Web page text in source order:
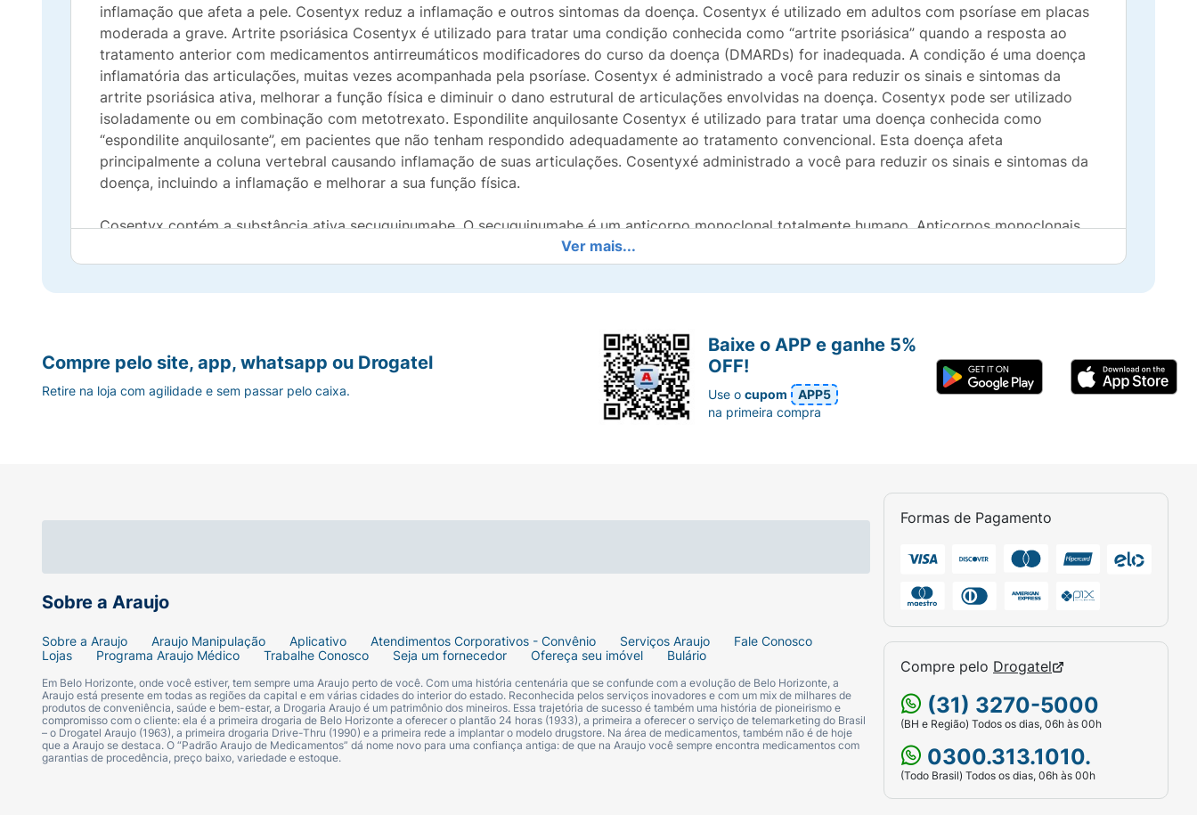
inflamação que afeta a pele. Cosentyx reduz a inflamação e outros sintomas da doença. Cosentyx é utilizado em adultos com psoríase em placas
moderada a grave. Artrite psoriásica Cosentyx é utilizado para tratar uma condição conhecida como “artrite psoriásica” quando a resposta ao
tratamento anterior com medicamentos antirreumáticos modificadores do curso da doença (DMARDs) for inadequada. A condição é uma doença
inflamatória das articulações, muitas vezes acompanhada pela psoríase. Cosentyx é administrado a você para reduzir os sinais e sintomas da
artrite psoriásica ativa, melhorar a função física e diminuir o dano estrutural de articulações envolvidas na doença. Cosentyx pode ser utilizado
isoladamente ou em combinação com metotrexato. Espondilite anquilosante Cosentyx é utilizado para tratar uma doença conhecida como
“espondilite anquilosante”, em pacientes que não tenham respondido adequadamente ao tratamento convencional. Esta doença afeta
principalmente a coluna vertebral causando inflamação de suas articulações. Cosentyxé administrado a você para reduzir os sinais e sintomas da
doença, incluindo a inflamação e melhorar a sua função física.
Cosentyx contém a substância ativa secuquinumabe. O secuquinumabe é um anticorpo monoclonal totalmente humano. Anticorpos monoclonais
são proteínas que reconhecem e se ligam às proteínas específicas do organismo. Ele pertence ao grupo de medicamentos denominado inibidores
da interleucina (IL). Este medicamento funciona neutralizando a atividade de uma proteína denominada IL-17A, que está presente em níveis
elevados em doenças como a psoríase, artrite psoriásica e espondilite anquilosante. Em pacientes com psoríase, artrite psoriásica e espondilite
descamação, inchaço e articulações doloridas. Cosentyx neutraliza a IL-17A, reduzindo assim os sintomas da doença pela diminuição do processo
de inflamação. Caso você tenha dúvidas sobre como Cosentyx funciona ou porque este medicamento foi prescrito para você, pergunte ao seu
médico, farmacêutico ou outro profissional da saúde. Ao usar Cosentyx na psoríase, você será beneficiado ao obter melhoras rápidas e
prolongadas no clareamento da pele e redução de sintomas como escamação, coceira e dor. Na artrite psoriásica, Cosentyx irá beneficiá-lo
através da redução dos sinais e sintomas da doença, diminuindo o dano estrutural das articulações e melhorando a sua capacidade de fazer as
QUANDO NÃO DEVO USAR ESTE MEDICAMENTO? Não use Cosentyx caso você tenha apresentado reação alérgica ao secuquinumabe ou a
qualquer um dos outros componentes de Cosentyx (vide “Composição”). Caso você acredite ser alérgico, peça orientação ao seu médico antes
Ver mais...
Sobre a Araujo
Sobre a Araujo Araujo Manipulação Aplicativo Atendimentos Corporativos - Convênio Serviços Araujo
Fale Conosco
Lojas
Programa Araujo Médico Trabalhe Conosco Seja um fornecedor Ofereça seu imóvel Bulário
Em Belo Horizonte, onde você estiver, tem sempre uma Araujo perto de você. Com uma história centenária que se confunde com a evolução de Belo Horizonte, a
Araujo está presente em todas as regiões da capital e em várias cidades do interior do estado. Reconhecida pelos serviços inovadores e com um mix de milhares de
produtos de conveniência, saúde e bem-estar, a Drogaria Araujo é um patrimônio dos mineiros. Essa trajetória de sucesso é também uma história de pioneirismo e
compromisso com o cliente: ela é a primeira drogaria de Belo Horizonte a oferecer o plantão 24 horas (1933), a primeira a oferecer o serviço de telemarketing do Brasil
– o Drogatel Araujo (1963), a primeira drogaria Drive-Thru (1990) e a primeira rede a implantar o modelo drugstore. Na área de medicamentos, também não é de hoje
que a Araujo se destaca. O “Padrão Araujo de Medicamentos” dá nome novo para uma confiança antiga: de que na Araujo você sempre encontra medicamentos com
garantias de procedência, preço baixo, variedade e estoque.
Formas de Pagamento
Compre pelo Drogatel
(31) 3270-5000
(BH e Região) Todos os dias, 06h às 00h
0300.313.1010.
(Todo Brasil) Todos os dias, 06h às 00h
Compre pelo site, app, whatsapp ou Drogatel
Retire na loja com agilidade e sem passar pelo caixa.
Baixe o APP e ganhe 5%
OFF!
Use ocupom
APP5
na primeira compra